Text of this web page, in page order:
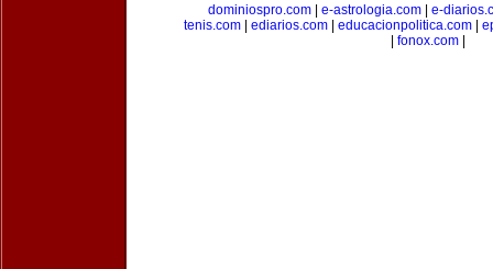
dominiospro.com
e-astrologia.com
e-
tenis.com
ediarios.com educacionpolitica.com
fonox.com